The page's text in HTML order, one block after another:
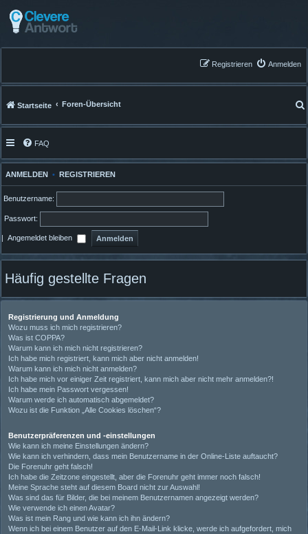
Anmelden
Registrieren
Startseite Foren-Übersicht
FAQ
ANMELDEN • REGISTRIEREN
Benutzername:
Passwort:
| Angemeldet bleiben
Häufig gestellte Fragen
Registrierung und Anmeldung
Wozu muss ich mich registrieren?
Was ist COPPA?
Warum kann ich mich nicht registrieren?
Ich habe mich registriert, kann mich aber nicht anmelden!
Warum kann ich mich nicht anmelden?
Ich habe mich vor einiger Zeit registriert, kann mich aber nicht mehr anmelden?!
Ich habe mein Passwort vergessen!
Warum werde ich automatisch abgemeldet?
Wozu ist die Funktion „Alle Cookies löschen“?
Benutzerpräferenzen und -einstellungen
Wie kann ich meine Einstellungen ändern?
Wie kann ich verhindern, dass mein Benutzername in der Online-Liste auftaucht?
Die Forenuhr geht falsch!
Ich habe die Zeitzone eingestellt, aber die Forenuhr geht immer noch falsch!
Meine Sprache steht auf diesem Board nicht zur Auswahl!
Was sind das für Bilder, die bei meinem Benutzernamen angezeigt werden?
Wie verwende ich einen Avatar?
Was ist mein Rang und wie kann ich ihn ändern?
Wenn ich bei einem Benutzer auf den E-Mail-Link klicke, werde ich aufgefordert, mich